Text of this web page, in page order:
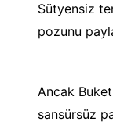
Sütyensiz
pozunu
Ancak
sansürsüz